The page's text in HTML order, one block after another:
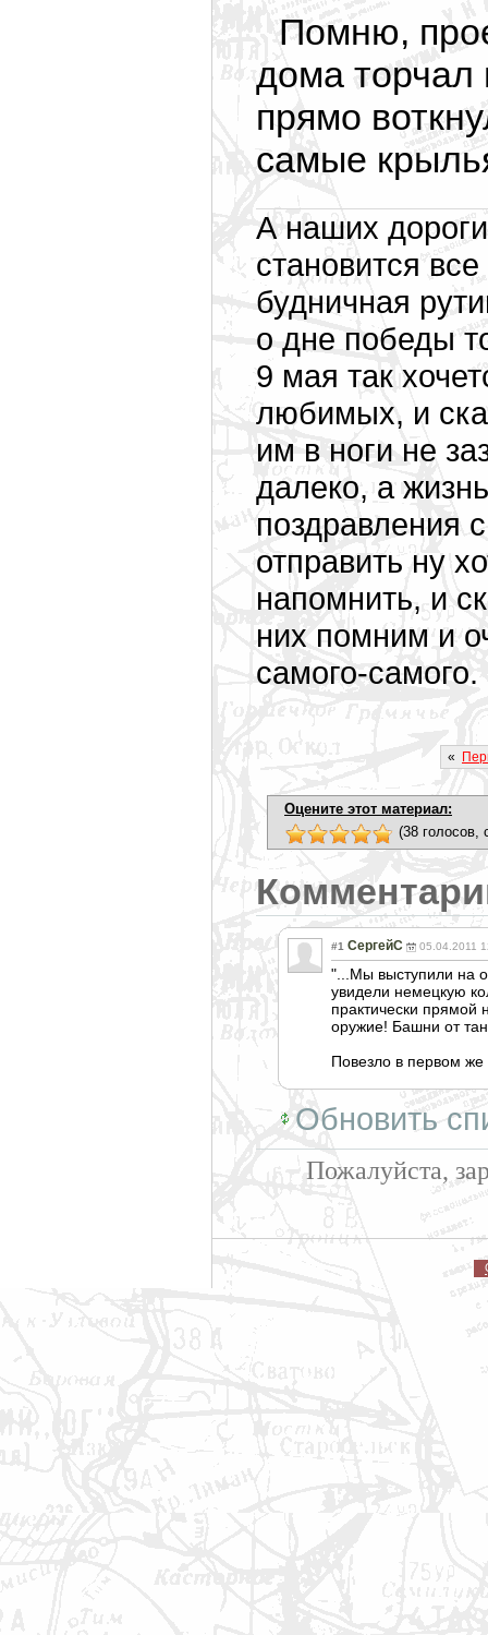
Помню,
дома торчал
прямо
самые
А наших
становится
будничная
о дне победы
9 мая так
любимых, и
им в ноги не
далеко, а
поздравления
отправить ну
напомнить, и
них помним и
самого-
«
Оцените этот материал:
(38 голосов,
#1 СергейС 05.04.2011
"...Мы выступили на
увидели немецкую
практически
оружие! Башни от
Повезло в первом
Обновить
Пожалуйста,